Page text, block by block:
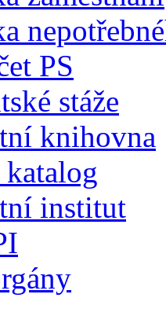
PS
stáže
knihovna
institut